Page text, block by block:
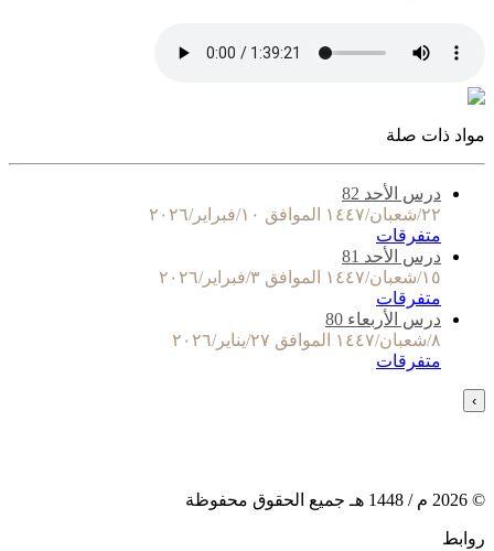
مواد ذات صلة
درس الأحد 82
٢٢/شعبان/١٤٤٧ الموافق ١٠/فبراير/٢٠٢٦
متفرقات
درس الأحد 81
١٥/شعبان/١٤٤٧ الموافق ٣/فبراير/٢٠٢٦
متفرقات
درس الأربعاء 80
٨/شعبان/١٤٤٧ الموافق ٢٧/يناير/٢٠٢٦
متفرقات
›
©
2026 م / 1448 هـ جميع الحقوق محفوظة
روابط